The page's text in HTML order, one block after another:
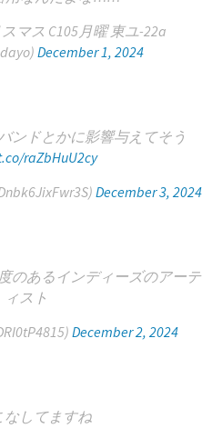
マス C105月曜 東ユ-22a
December 1, 2024
ンドとかに影響与えてそう
raZbHuU2cy
December 3, 2024
のあるインディーズのアーテ
ィスト
December 2, 2024
なしてますね